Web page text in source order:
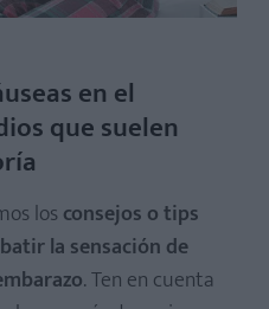
en el
que suelen
los consejos o tips
la sensación de
. Ten en cuenta